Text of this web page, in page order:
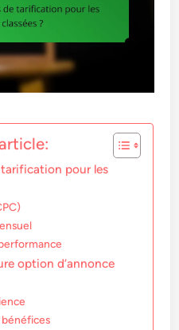
pour les
option d’annonce
bénéfices